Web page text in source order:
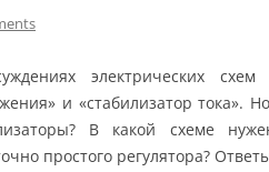
электрических
и «стабилизатор тока».
В какой схеме
простого регулятора?